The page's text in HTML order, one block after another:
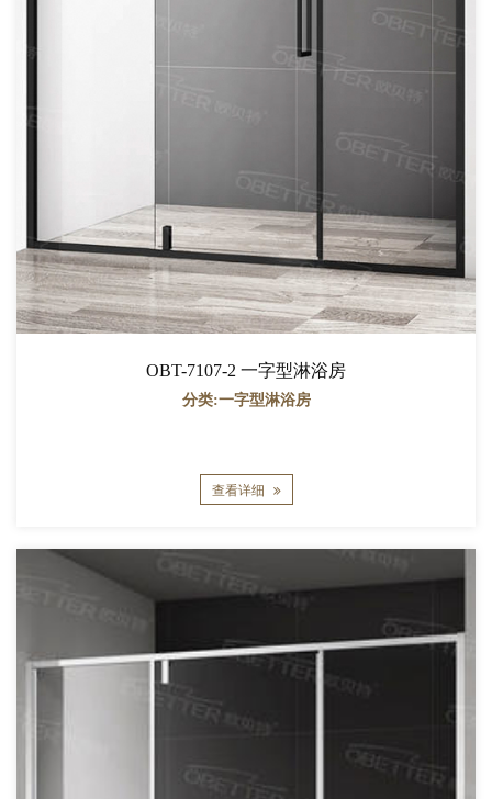
OBT-7107-2 一字型淋浴房
分类:一字型淋浴房
查看详细